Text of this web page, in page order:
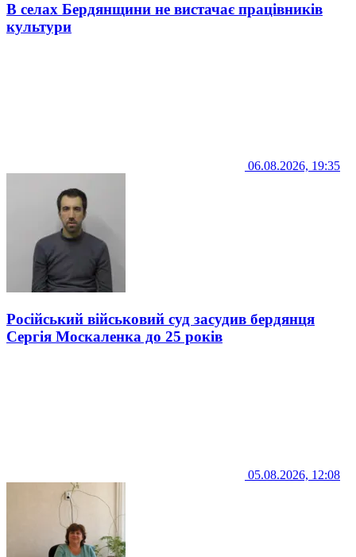
В селах Бердянщини не вистачає працівників
культури
06.08.2026, 19:35
Російський військовий суд засудив бердянця
Сергія Москаленка до 25 років
05.08.2026, 12:08